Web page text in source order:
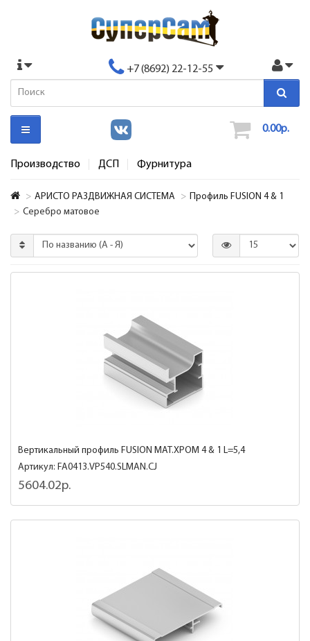
+7 (8692) 22-12-55
0.00р.
Производство ДСП Фурнитура
АРИСТО РАЗДВИЖНАЯ СИСТЕМА
Профиль FUSION 4 & 1
Серебро матовое
Вертикальный профиль FUSION МАТ.ХРОМ 4 & 1 L=5,4
Артикул: FA0413.VP540.SLMAN.CJ
5604.02р.